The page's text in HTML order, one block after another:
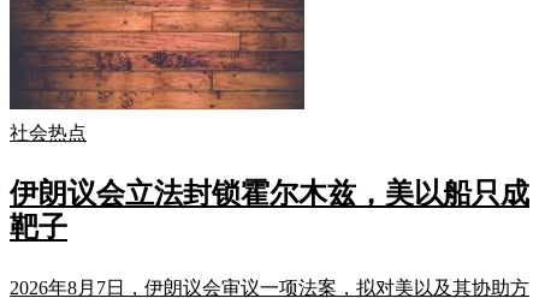
社会热点
伊朗议会立法封锁霍尔木兹，美以船只成
靶子
2026年8月7日，伊朗议会审议一项法案，拟对美以及其协助方